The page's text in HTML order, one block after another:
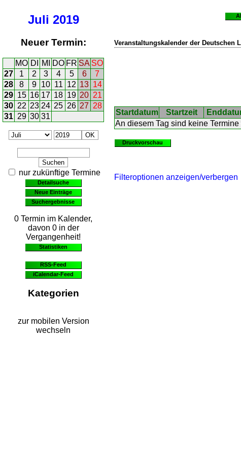
Juli 2019
Neuer Termin:
MO DI MI DO FR SA SO
27
1 2 3 4 5 6
7
28
8 9 10 11 12 13 14
29 15 16 17 18 19 20 21
30 22 23 24 25 26 27 28
31 29 30 31
nur zukünftige Termine
Detailsuche
Neue Einträge
Suchergebnisse
0 Termin im Kalender,
davon 0 in der
Vergangenheit!
Statistiken
RSS-Feed
iCalendar-Feed
Kategorien
zur mobilen Version
wechseln
Veranstaltungskalender der Deutschen
Startdatum Startzeit
An diesem Tag sind keine
Druckvorschau
Filteroptionen anzeigen/verbergen